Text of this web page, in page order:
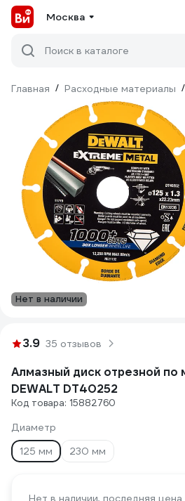
Москва
Поиск в каталоге
Главная / Расходные материалы /
Нет в наличии
3.9 35 отзывов
Алмазный диск отрезной по
DEWALT DT40252
Код товара: 15882760
Диаметр
125 мм
230 мм
Нет в наличии, последняя цена